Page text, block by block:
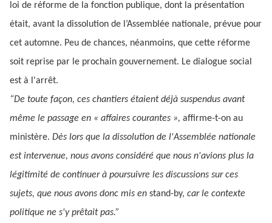
loi de réforme de la fonction publique, dont la présentation
était, avant la dissolution de l’Assemblée nationale, prévue pour
cet automne. Peu de chances, néanmoins, que cette réforme
soit reprise par le prochain gouvernement. Le dialogue social
est à l'arrêt.
“De toute façon, ces chantiers étaient déjà suspendus avant
même le passage en « affaires courantes », affirme-t-on au
ministère. Dès lors que la dissolution de l'Assemblée nationale
est intervenue, nous avons considéré que nous n'avions plus la
légitimité de continuer à poursuivre les discussions sur ces
sujets, que nous avons donc mis en stand-by, car le contexte
politique ne s'y prêtait pas.”